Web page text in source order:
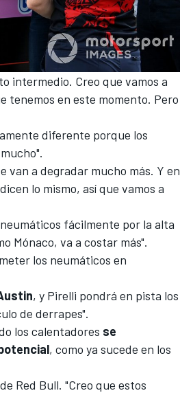
intermedio. Creo que vamos a
tenemos en este momento. Pero
diferente porque los
van a degradar mucho más. Y en
lo mismo, así que vamos a
fácilmente por la alta
Mónaco, va a costar más".
los neumáticos en
, y Pirelli pondrá en pista los
de derrapes".
los calentadores se
, como ya sucede en los
Red Bull. "Creo que estos